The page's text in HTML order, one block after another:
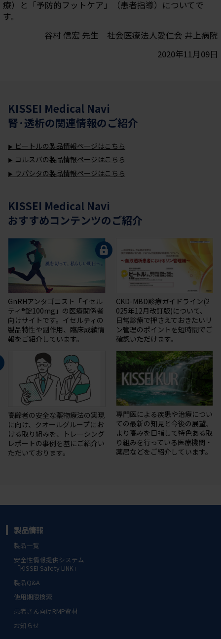
療）と「予防的フットケア」（患者指導）についてで
す。
谷村 信宏 先生 社会医療法人愛仁会 井上病院
2020年11月09日
KISSEI Medical Navi
腎·透析の関連情報のご紹介
ピートルの製品情報ページはこちら
コルスバの製品情報ページはこちら
ウパシタの製品情報ページはこちら
KISSEI Medical Navi
おすすめコンテンツのご紹介
GnRHアンタゴニスト「イセル
ティ®錠100mg」の医療関係者
向けサイトです。イセルティの
製品特性や副作用、臨床成績情
報をご紹介しています。
CKD-MBD診療ガイドライン(2
025年12月改訂版)について、
日常診療で押さえておきたいリ
ン管理のポイントを短時間でご
確認いただけます。
高齢者の安全な薬物療法の実現
に向け、クオールグループにお
ける取り組みを、トレーシング
レポートの事例を基にご紹介い
ただいております。
専門医による疾患や治療につい
ての最新の知⾒と今後の展望、
より⾼みを目指して特⾊ある取
り組みを⾏っている医療機関・
薬局などをご紹介しています。
製品情報
製品一覧
安全性情報提供システム
「KISSEI Safety LINK」
製品Q&A
使用期限検索
患者さん向けRMP資材
お知らせ